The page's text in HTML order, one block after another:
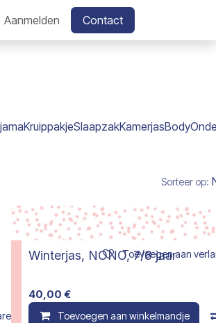
Aanmelden Contact
KruippakjeSlaapzakKamerjasBody
Sorteer op:
Winterjas, NONO, 7/8 jaar
40,00 €
Toevoegen aan winkelmandje
Toevoegen aan